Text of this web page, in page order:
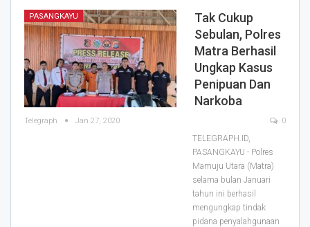
PASANGKAYU
Tak Cukup
Sebulan, Polres
Matra Berhasil
Ungkap Kasus
Penipuan Dan
Narkoba
Telegraph Jan 27, 2020 0
TELEGRAPH.ID,
PASANGKAYU - Polres
Mamuju Utara (Matra)
selama bulan Januari
tahun ini berhasil
mengungkap tindak
pidana penyalahgunaan